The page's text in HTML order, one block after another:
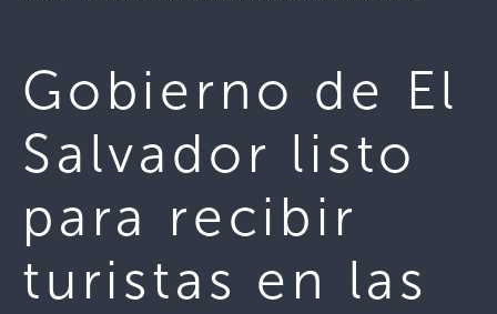
Gobierno de El
Salvador listo
para recibir
turistas en las